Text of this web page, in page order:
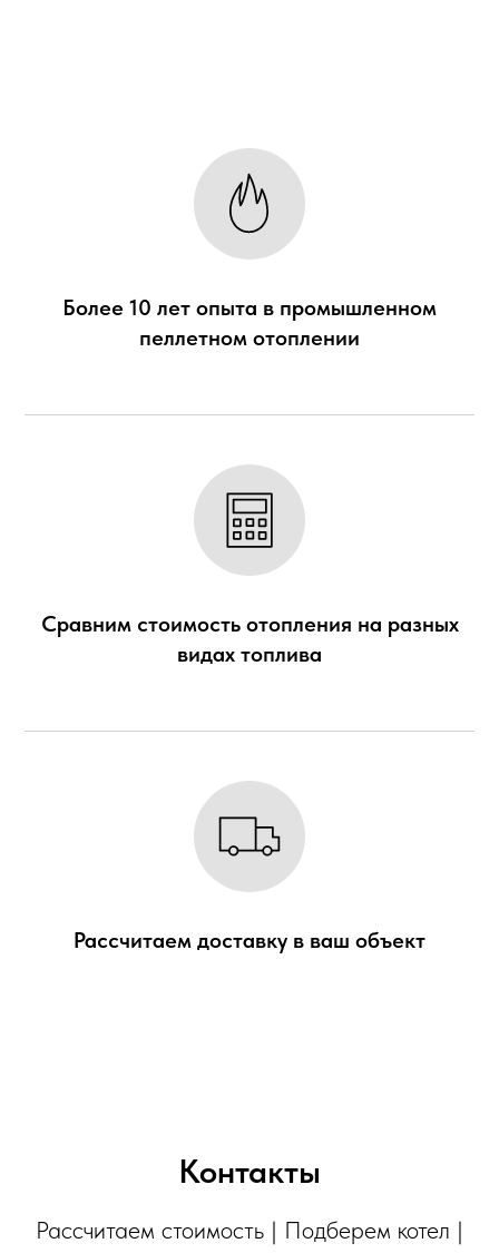
Более 10 лет опыта в промышленном
пеллетном отоплении
Сравним стоимость отопления на разных
видах топлива
Рассчитаем доставку в ваш объект
Контакты
Рассчитаем стоимость | Подберем котел |